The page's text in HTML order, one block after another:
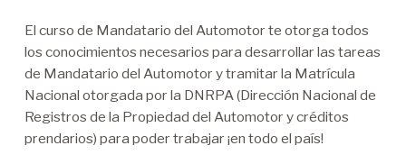
El curso de Mandatario del Automotor te otorga todos
los conocimientos necesarios para desarrollar las tareas
de Mandatario del Automotor y tramitar la Matrícula
Nacional otorgada por la DNRPA (Dirección Nacional de
Registros de la Propiedad del Automotor y créditos
prendarios) para poder trabajar ¡en todo el país!